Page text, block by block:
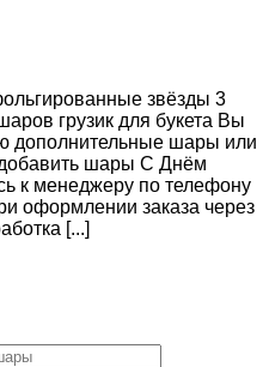
звёзды 3
грузик для букета Вы
дополнительные шары или
шары С Днём
к менеджеру по телефону
оформлении заказа через
[...]